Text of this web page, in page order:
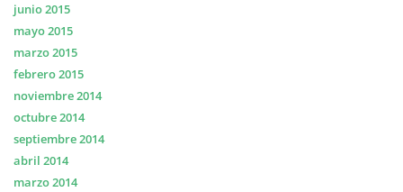
junio 2015
mayo 2015
marzo 2015
febrero 2015
noviembre 2014
octubre 2014
septiembre 2014
abril 2014
marzo 2014